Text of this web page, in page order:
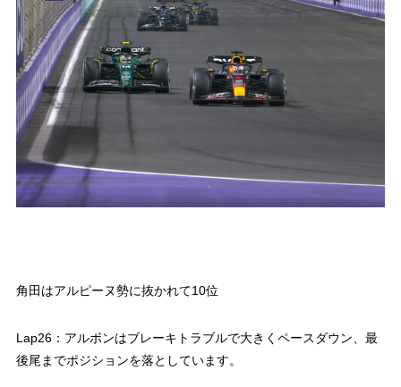
角田はアルピーヌ勢に抜かれて10位
Lap26：アルボンはブレーキトラブルで大きくペースダウン、最
後尾までポジションを落としています。